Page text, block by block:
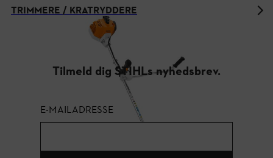
TRIMMERE / KRATRYDDERE
Tilmeld dig STIHLs nyhedsbrev.
E-MAILADRESSE